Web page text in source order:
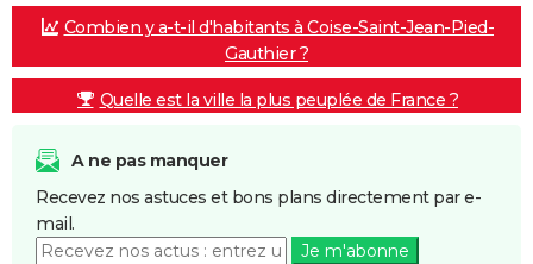
Combien y a-t-il d'habitants à Coise-Saint-Jean-Pied-
Gauthier ?
Quelle est la ville la plus peuplée de France ?
A ne pas manquer
Recevez nos astuces et bons plans directement par e-
mail.
Je m'abonne